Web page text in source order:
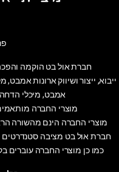
חברת אול בט הוקמה
ייבוא, ייצור ושיווק ארונות אמבט, מקלחונים,
אמבט, מיכלי הדחה,
מוצרי החברה
מוצרי החברה הינם מהשורה
חברת אול בט מציבה סטנדרטים
כמו כן מוצרי החברה עוברים